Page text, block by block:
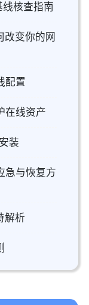
核查指南
改变你的网
配置
在线资产
装
急与恢复方
解析